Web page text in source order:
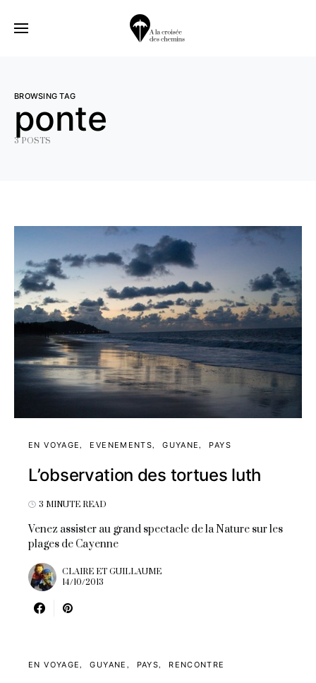
BROWSING TAG
ponte
3 POSTS
EN VOYAGE EVENEMENTS GUYANE PAYS
L’observation des tortues luth
3 MINUTE READ
Venez assister au grand spectacle de la Nature sur les
plages de Cayenne
CLAIRE ET GUILLAUME
14/10/2013
EN VOYAGE GUYANE PAYS RENCONTRE